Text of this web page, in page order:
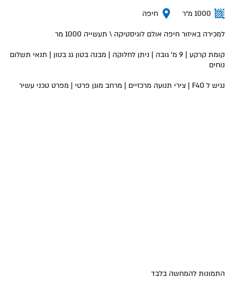
1000 מ״ר חיפה
למכירה באיזור חיפה אולם לוגיסטיקה \ תעשייה 1000 מר
קומת קרקע | 9 מ' גובה | ניתן לחלוקה | מבנה בטון גג בטון | תנאי תשלום
נוחים
נגיש ל F40 | צירי תנועה מרכזיים | מרחב מוגן פרטי | מפרט טכני עשיר
התמונות להמחשה בלבד